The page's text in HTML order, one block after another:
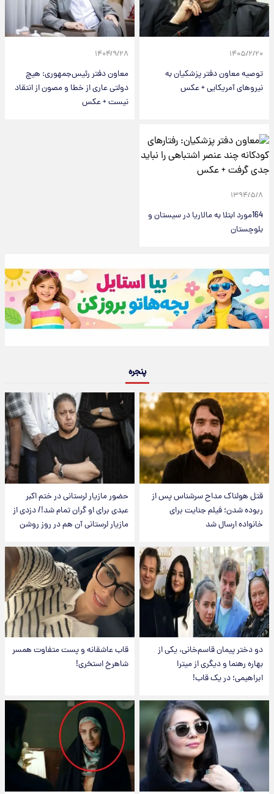
۱۴۰۵/۲/۲۰
توصیه معاون دفتر پزشکیان به
نیروهای آمریکایی + عکس
۱۴۰۴/۹/۲۸
معاون دفتر رئیس‌جمهوری: هیچ
دولتی عاری از خطا و مصون از انتقاد
نیست + عکس
۱۳۹۴/۵/۸
164مورد ابتلا به مالاریا در سیستان و
بلوچستان
پنجره
قتل هولناک مداح سرشناس پس از
ربوده شدن؛ فیلم جنایت برای
خانواده ارسال شد
حضور مازیار لرستانی در ختم اکبر
عبدی برای او گران تمام شد!/ دزدی از
مازیار لرستانی آن هم در روز روشن
دو دختر پیمان قاسم‌خانی، یکی از
بهاره رهنما و دیگری از میترا
ابراهیمی؛ در یک قاب!
قاب عاشقانه و پست متفاوت همسر
شاهرخ استخری!